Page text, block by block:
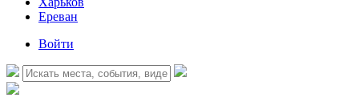
Ереван
Войти